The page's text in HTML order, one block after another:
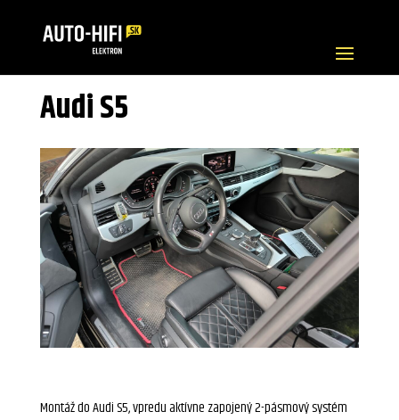
Audi S5
Montáž do Audi S5, vpredu aktívne zapojený 2-pásmový systém